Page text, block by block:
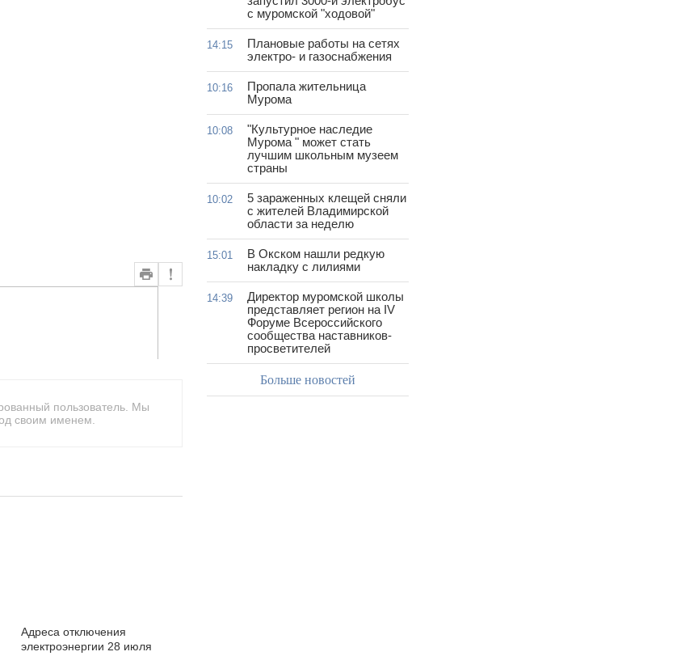
пользователь. Мы
своим именем.
Адреса отключения
электроэнергии 28 июля
с муромской "ходовой"
14:15
Плановые работы на сетях
электро- и газоснабжения
10:16
Пропала жительница
Мурома
10:08
"Культурное наследие
Мурома " может стать
лучшим школьным музеем
страны
10:02
5 зараженных клещей сняли
с жителей Владимирской
области за неделю
15:01
В Окском нашли редкую
накладку с лилиями
14:39
Директор муромской школы
представляет регион на IV
Форуме Всероссийского
сообщества наставников-
просветителей
Больше новостей